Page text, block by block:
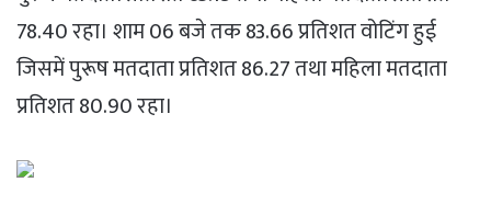
78.40 रहा। शाम 06 बजे तक 83.66 प्रतिशत वोटिंग हुई
जिसमें पुरूष मतदाता प्रतिशत 86.27 तथा महिला मतदाता
प्रतिशत 80.90 रहा।